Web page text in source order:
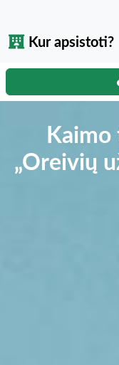
Kur apsistoti?
„Oreivių